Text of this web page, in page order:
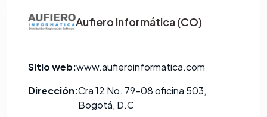
Aufiero Informática (CO)
Sitio web:www.aufieroinformatica.com
Dirección:Cra 12 No. 79-08 oficina 503,
Bogotá, D.C